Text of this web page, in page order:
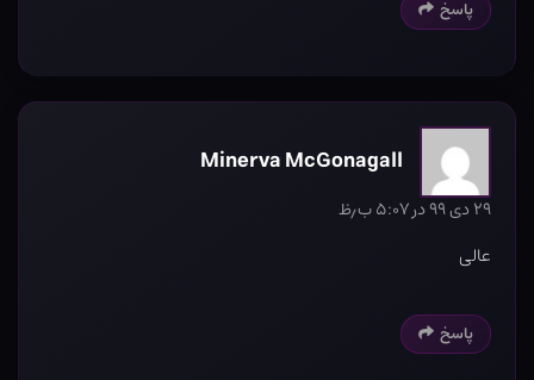
پاسخ
Minerva McGonagall
۲۹ دی ۹۹ در ۵:۰۷ ب٫ظ
عالی
پاسخ